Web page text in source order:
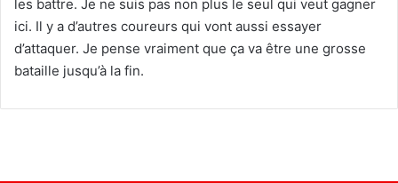
les battre. Je ne suis pas non plus le seul qui veut gagner
ici. Il y a d’autres coureurs qui vont aussi essayer
d’attaquer. Je pense vraiment que ça va être une grosse
bataille jusqu’à la fin.